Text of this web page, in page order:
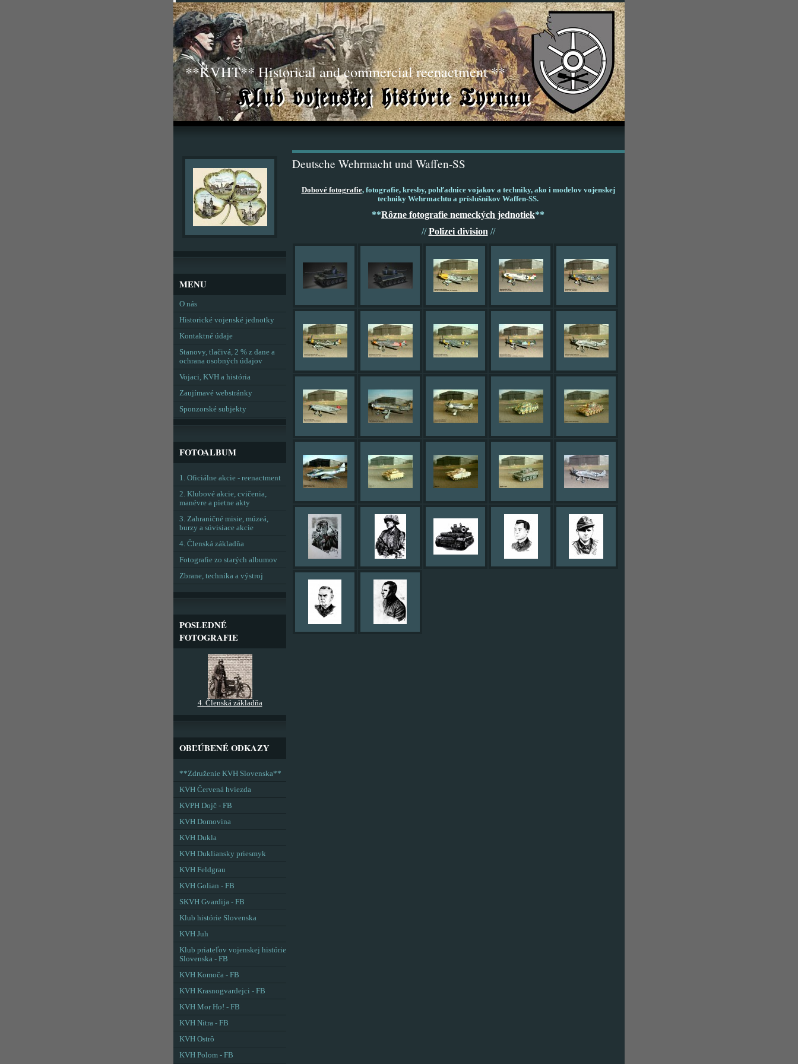
**KVHT** Historical and commercial reenactment **
Deutsche Wehrmacht und Waffen-SS
Dobové fotografie, fotografie, kresby, pohľadnice vojakov a techniky, ako i modelov vojenskej
techniky Wehrmachtu a príslušníkov Waffen-SS.
**Rôzne fotografie nemeckých jednotiek**
//Polizei division //
MENU
O nás
Historické vojenské jednotky
Kontaktné údaje
Stanovy, tlačivá, 2 % z dane a
ochrana osobných údajov
Vojaci, KVH a história
Zaujímavé webstránky
Sponzorské subjekty
FOTOALBUM
1. Oficiálne akcie - reenactment
2. Klubové akcie, cvičenia,
manévre a pietne akty
3. Zahraničné misie, múzeá,
burzy a súvisiace akcie
4. Členská základňa
Fotografie zo starých albumov
Zbrane, technika a výstroj
POSLEDNÉ
FOTOGRAFIE
4. Členská základňa
OBĽÚBENÉ ODKAZY
**Združenie KVH Slovenska**
KVH Červená hviezda
KVPH Dojč - FB
KVH Domovina
KVH Dukla
KVH Dukliansky priesmyk
KVH Feldgrau
KVH Golian - FB
SKVH Gvardija - FB
Klub histórie Slovenska
KVH Juh
Klub priateľov vojenskej histórie
Slovenska - FB
KVH Komoča - FB
KVH Krasnogvardejci - FB
KVH Mor Ho! - FB
KVH Nitra - FB
KVH Ostrô
KVH Polom - FB